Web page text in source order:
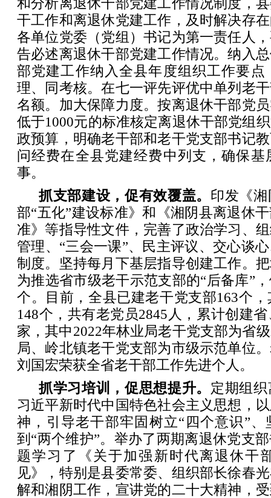
干工作和离退休党建工作，及时解决存
各单位党委（党组）书记为第一责任人
告必述离退休干部党建工作情况。纳入
部党建工作纳入全县年度组织工作要点
理、同考核。在七一评先评优中单列老
名额。加大保障力度。按离退休干部党
低于1000元的标准核定离退休干部党组
政预算，明确老干部和老干党支部书记
问经费在全县党建经费中列支，确保基
事。
抓支部建设，促有效覆盖。 印发《
部“五化”建设标准》和《湘阴县离退休
准》等指导性文件，完善了政治学习、
管理、“三会一课”、民主评议、交心谈
制度。坚持每月下基层指导创建工作。
为推选省市级老干示范支部的“后备库”
个。目前，全县已建老干党支部163个
148个，共有老党员2845人，累计创建
家，其中2022年林业局老干党支部为省
局、岭北镇老干党支部为市级示范单位
刘国宏荣获全省老干部工作先进个人。
抓学习培训，促思想提升。 定期组
习近平新时代中国特色社会主义思想，
神，引导老干部牢固树立“四个意识”、
到“两个维护”。举办了两期离退休党支
题学习了《关于加强新时代离退休干
见》，特别是县委常委、组织部长徐春
解和湘阴工作，宣讲党的二十大精神，